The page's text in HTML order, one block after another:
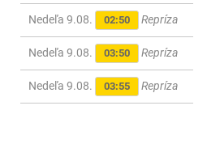
Nedeľa 9.08. 02:50 Repríza
Nedeľa 9.08. 03:50 Repríza
Nedeľa 9.08. 03:55 Repríza